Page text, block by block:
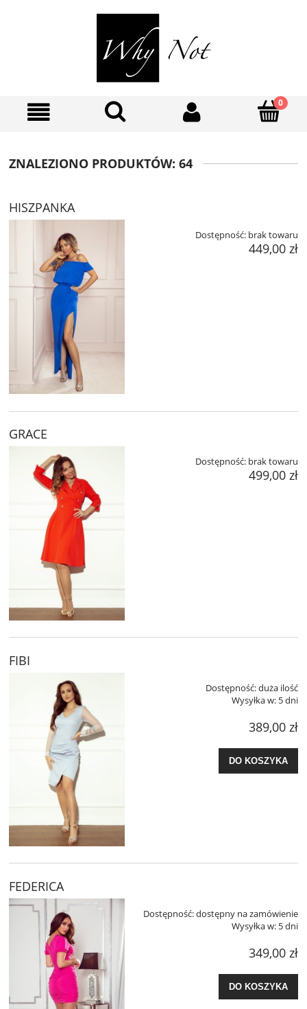
ZNALEZIONO PRODUKTÓW: 64
HISZPANKA
Dostępność: brak towaru
449,00 zł
GRACE
Dostępność: brak towaru
499,00 zł
FIBI
Dostępność:duża ilość
Wysyłka w: 5 dni
389,00 zł
DO KOSZYKA
FEDERICA
Dostępność:dostępny na zamówienie
Wysyłka w: 5 dni
349,00 zł
DO KOSZYKA